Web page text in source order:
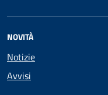
NOVITÀ
Notizie
Avvisi